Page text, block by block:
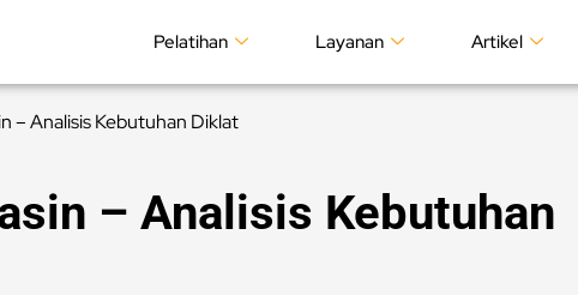
Pelatihan Layanan Artikel
– Analisis Kebutuhan Diklat
– Analisis Kebutuhan